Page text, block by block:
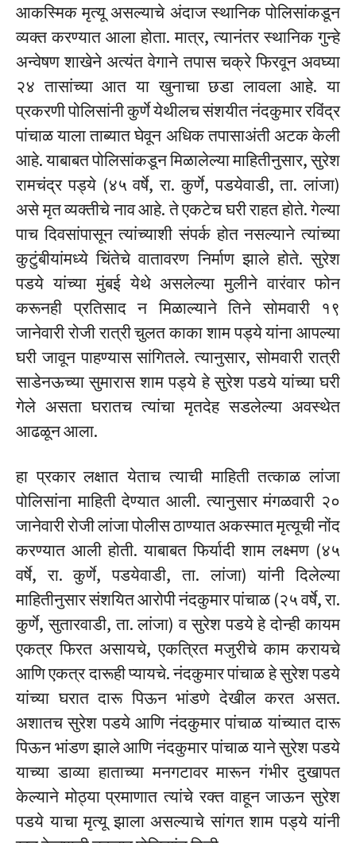
आकस्मिक मृत्यू असल्याचे अंदाज स्थानिक पोलिसांकडून
व्यक्त करण्यात आला होता. मात्र, त्यानंतर स्थानिक गुन्हे
अन्वेषण शाखेने अत्यंत वेगाने तपास चक्रे फिरवून अवघ्या
२४ तासांच्या आत या खुनाचा छडा लावला आहे. या
प्रकरणी पोलिसांनी कुर्णे येथीलच संशयीत नंदकुमार रविंद्र
पांचाळ याला ताब्यात घेवून अधिक तपासाअंती अटक केली
आहे. याबाबत पोलिसांकडून मिळालेल्या माहितीनुसार, सुरेश
रामचंद्र पड्ये (४५ वर्षे, रा. कुर्णे, पडयेवाडी, ता. लांजा)
असे मृत व्यक्तीचे नाव आहे. ते एकटेच घरी राहत होते. गेल्या
पाच दिवसांपासून त्यांच्याशी संपर्क होत नसल्याने त्यांच्या
कुटुंबीयांमध्ये चिंतेचे वातावरण निर्माण झाले होते. सुरेश
पडये यांच्या मुंबई येथे असलेल्या मुलीने वारंवार फोन
करूनही प्रतिसाद न मिळाल्याने तिने सोमवारी १९
जानेवारी रोजी रात्री चुलत काका शाम पड्ये यांना आपल्या
घरी जावून पाहण्यास सांगितले. त्यानुसार, सोमवारी रात्री
साडेनऊच्या सुमारास शाम पड्ये हे सुरेश पडये यांच्या घरी
गेले असता घरातच त्यांचा मृतदेह सडलेल्या अवस्थेत
आढळून आला.
हा प्रकार लक्षात येताच त्याची माहिती तत्काळ लांजा
पोलिसांना माहिती देण्यात आली. त्यानुसार मंगळवारी २०
जानेवारी रोजी लांजा पोलीस ठाण्यात अकस्मात मृत्यूची नोंद
करण्यात आली होती. याबाबत फिर्यादी शाम लक्ष्मण (४५
वर्षे, रा. कुर्णे, पडयेवाडी, ता. लांजा) यांनी दिलेल्या
माहितीनुसार संशयित आरोपी नंदकुमार पांचाळ (२५ वर्षे, रा.
कुर्णे, सुतारवाडी, ता. लांजा) व सुरेश पडये हे दोन्ही कायम
एकत्र फिरत असायचे, एकत्रित मजुरीचे काम करायचे
आणि एकत्र दारूही प्यायचे. नंदकुमार पांचाळ हे सुरेश पडये
यांच्या घरात दारू पिऊन भांडणे देखील करत असत.
अशातच सुरेश पडये आणि नंदकुमार पांचाळ यांच्यात दारू
पिऊन भांडण झाले आणि नंदकुमार पांचाळ याने सुरेश पडये
याच्या डाव्या हाताच्या मनगटावर मारून गंभीर दुखापत
केल्याने मोठ्या प्रमाणात त्यांचे रक्त वाहून जाऊन सुरेश
पडये याचा मृत्यू झाला असल्याचे सांगत शाम पड्ये यांनी